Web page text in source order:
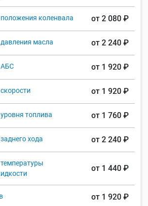
коленвала от 2 080 ₽
масла от 2 240 ₽
АБС от 1 920 ₽
от 1 920 ₽
топлива от 1 760 ₽
хода от 2 240 ₽
от 1 440 ₽
от 1 920 ₽